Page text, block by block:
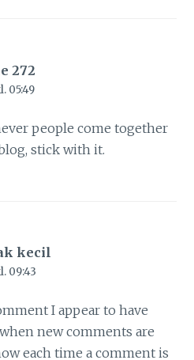
272
05:49
people come together
stick with it.
kecil
09:43
I appear to have
new comments are
each time a comment is